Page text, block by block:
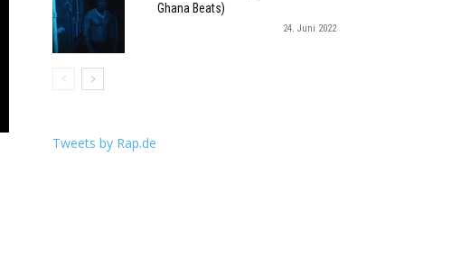
Ghana Beats)
24. Juni 2022
Tweets by Rap.de